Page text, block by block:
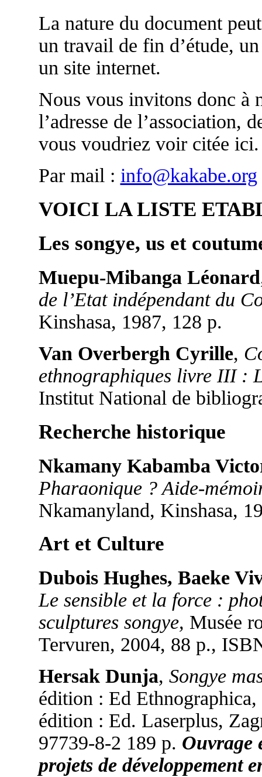
La nature du document
un travail de fin d’étude,
un site internet.
Nous vous invitons donc à
l’adresse de l’association,
vous voudriez voir citée ici.
Par mail : info@kakabe.org
VOICI LA LISTE
Les songye, us et
Muepu-Mibanga Léonard
de l’Etat indépendant du
Kinshasa, 1987, 128 p.
Van Overbergh Cyrille,
ethnographiques livre III :
Institut National de
Recherche historique
Nkamany Kabamba
Pharaonique ? Aide-
Nkamanyland, Kinshasa,
Art et Culture
Dubois Hughes, Baeke
Le sensible et la force :
sculptures songye, Musée
Tervuren, 2004, 88 p.,
Hersak Dunja, Songye
édition : Ed
édition : Ed. Laserplus,
97739-8-2 189 p. Ouvrage
projets de développement